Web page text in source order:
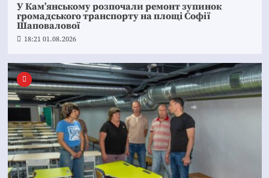
У Кам’янському розпочали ремонт зупинок
громадського транспорту на площі Софії
Шаповалової
18:21 01.08.2026